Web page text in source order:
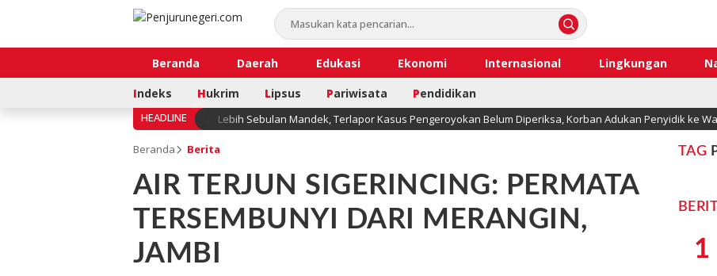
Beranda Daerah Edukasi Ekonomi Internasional Lingkungan
Indeks Hukrim Lipsus Pariwisata Pendidikan
HEADLINE Lebih Sebulan Mandek, Terlapor Kasus Pengeroyokan Belum Diperiksa, Korban Adukan Penyidik ke
Beranda Berita
AIR TERJUN SIGERINCING: PERMATA
TERSEMBUNYI DARI MERANGIN,
JAMBI
TAG
1